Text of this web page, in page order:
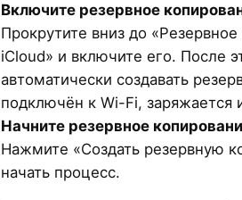
Включите резервное
Прокрутите вниз до
iCloud» и включите его. После
автоматически создавать
подключён к Wi-Fi, заряжается
Начните резервное
Нажмите «Создать резервную
начать процесс.